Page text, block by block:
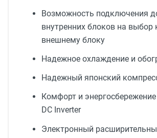
Возможность подключения
внутренних блоков на выбор
внешнему блоку
Надежное охлаждение и
Надежный японский
Комфорт и энергосбережение
DC Inverter
Электронный